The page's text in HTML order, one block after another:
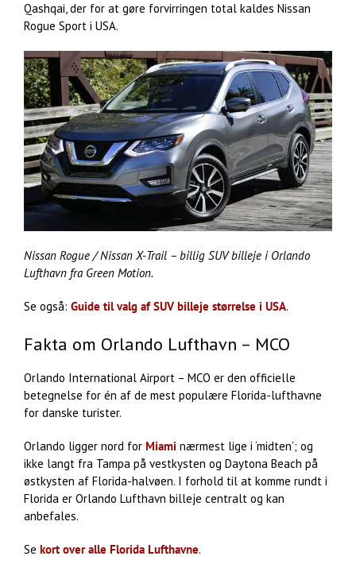
Qashqai, der for at gøre forvirringen total kaldes Nissan
Rogue Sport i USA.
Nissan Rogue / Nissan X-Trail – billig SUV billeje i Orlando
Lufthavn fra Green Motion.
Se også: Guide til valg af SUV billeje størrelse i USA.
Fakta om Orlando Lufthavn – MCO
Orlando International Airport – MCO er den officielle
betegnelse for én af de mest populære Florida-lufthavne
for danske turister.
Orlando ligger nord for Miami nærmest lige i ‘midten’; og
ikke langt fra Tampa på vestkysten og Daytona Beach på
østkysten af Florida-halvøen. I forhold til at komme rundt i
Florida er Orlando Lufthavn billeje centralt og kan
anbefales.
Se kort over alle Florida Lufthavne.